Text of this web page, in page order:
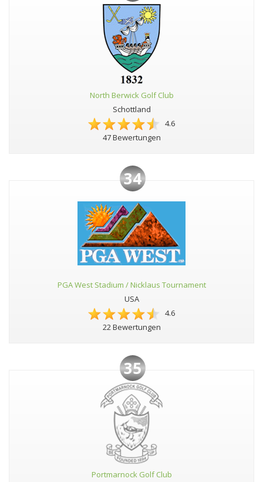
North Berwick Golf Club
Schottland
4.6
47 Bewertungen
34
PGA West Stadium / Nicklaus Tournament
USA
4.6
22 Bewertungen
35
Portmarnock Golf Club